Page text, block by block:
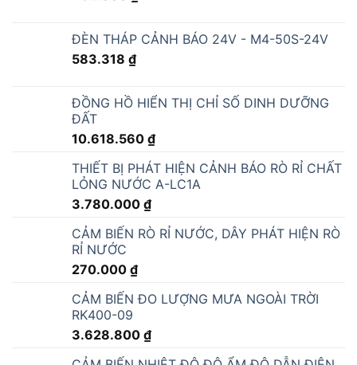
BỘ CHUYỂN ĐỔI RS485 SANG WIFI - USR-
DR404
1.566.000
BỘ CHUYỂN ĐỔI RS485 SANG 4G LTE -
USR-DR504-G
2.160.000
ĐÈN TÍN HIỆU GIAO THÔNG ĐỎ - VÀNG -
XANH 200MM 8 INCH 12V
5.093.280 ₫
ĐÈN THÁP TÍN HIỆU 3 MÀU 24V - M4F-
DC24V
984.199
ĐÈN THÁP TÍN HIỆU ONN RYGBW NHẤP
NHÁY ONN-M4S-F
1.060.578
ĐÈN CẢNH BÁO TÍN HIỆU ONN-M4B DC 12V